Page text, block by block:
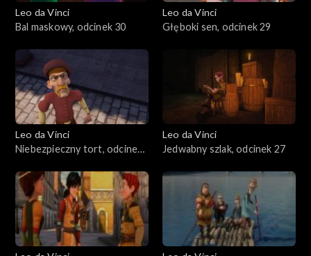
Leo da Vinci
Bal maskowy, odcinek 30
Leo da Vinci
Głęboki sen, odcinek 29
Leo da Vinci
Niebezpieczny tort, odcinek
Leo da Vinci
Jedwabny szlak, odcinek 27